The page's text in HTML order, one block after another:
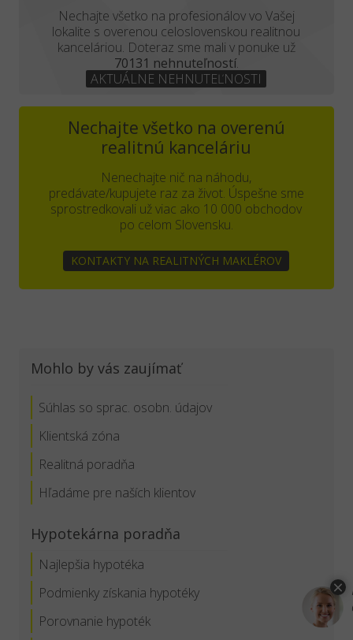
Nechajte všetko na profesionálov vo Vašej
lokalite s overenou celoslovenskou realitnou
kanceláriou. Doteraz sme mali v ponuke už
70131 nehnuteľností.
AKTUÁLNE NEHNUTEĽNOSTI
Nechajte všetko na overenú
realitnú kanceláriu
Nenechajte nič na náhodu,
predávate/kupujete raz za život. Úspešne sme
sprostredkovali už viac ako 10 000 obchodov
po celom Slovensku.
KONTAKTY NA REALITNÝCH MAKLÉROV
Mohlo by vás zaujímať
Súhlas so sprac. osobn. údajov
Klientská zóna
Realitná poradňa
Hľadáme pre naších klientov
Hypotekárna poradňa
Najlepšia hypotéka
Podmienky získania hypotéky
Porovnanie hypoték